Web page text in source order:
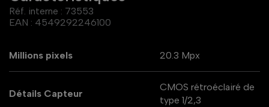
Réf. interne : 73553
EAN : 4549292246100
Millions pixels 20.3 Mpx
Détails Capteur
CMOS rétroéclairé de
type 1/2,3